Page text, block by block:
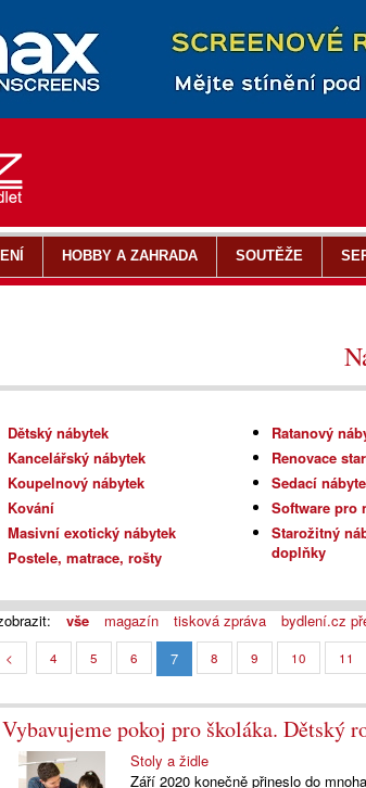
Dětský nábytek
Kancelářský nábytek
Koupelnový nábytek
Kování
Masivní exotický nábytek
Postele, matrace, rošty
Ratanový
Renovace
Sedací
Software pro
Starožitný
doplňky
vše magazín tisková zpráva bydlení.cz
< 4 5 6 7 8 9 10 11
Vybavujeme pokoj pro školáka. Dětský
Stoly a židle
Září 2020 konečně přineslo do
HOBBY A ZAHRADA SOUTĚŽE